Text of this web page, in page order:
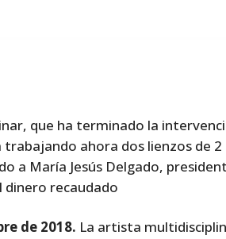
que ha terminado la
ahora dos lienzos de 2
a María Jesús Delgado,
dinero recaudado
de 2018. La artista